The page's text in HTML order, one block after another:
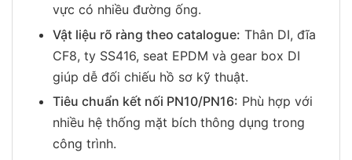
vực có nhiều đường ống.
Vật liệu rõ ràng theo catalogue: Thân DI, đĩa
CF8, ty SS416, seat EPDM và gear box DI
giúp dễ đối chiếu hồ sơ kỹ thuật.
Tiêu chuẩn kết nối PN10/PN16: Phù hợp với
nhiều hệ thống mặt bích thông dụng trong
công trình.